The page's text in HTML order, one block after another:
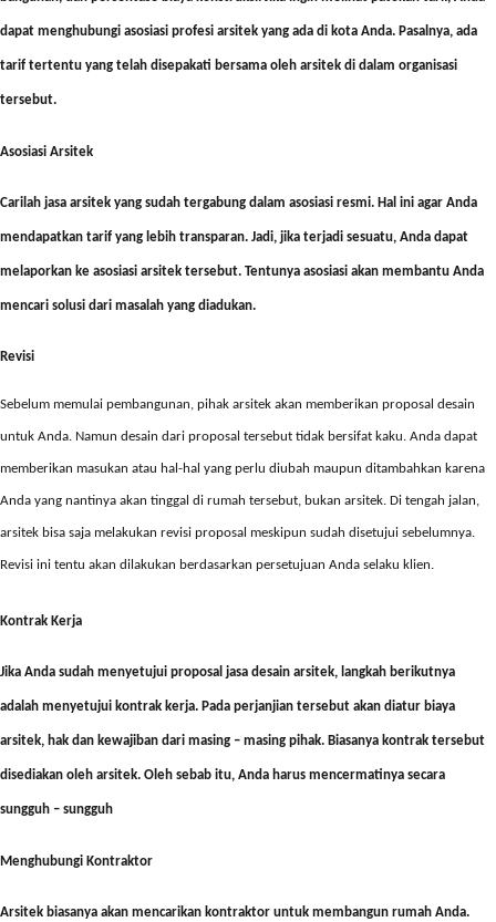
dapat menghubungi asosiasi profesi arsitek yang ada di kota Anda. Pasalnya, ada
tarif tertentu yang telah disepakati bersama oleh arsitek di dalam organisasi
tersebut.
Asosiasi Arsitek
Carilah jasa arsitek yang sudah tergabung dalam asosiasi resmi. Hal ini agar Anda
mendapatkan tarif yang lebih transparan. Jadi, jika terjadi sesuatu, Anda dapat
melaporkan ke asosiasi arsitek tersebut. Tentunya asosiasi akan membantu Anda
mencari solusi dari masalah yang diadukan.
Revisi
Sebelum memulai pembangunan, pihak arsitek akan memberikan proposal desain
untuk Anda. Namun desain dari proposal tersebut tidak bersifat kaku. Anda dapat
memberikan masukan atau hal-hal yang perlu diubah maupun ditambahkan karena
Anda yang nantinya akan tinggal di rumah tersebut, bukan arsitek. Di tengah jalan,
arsitek bisa saja melakukan revisi proposal meskipun sudah disetujui sebelumnya.
Revisi ini tentu akan dilakukan berdasarkan persetujuan Anda selaku klien.
Kontrak Kerja
Jika Anda sudah menyetujui proposal jasa desain arsitek, langkah berikutnya
adalah menyetujui kontrak kerja. Pada perjanjian tersebut akan diatur biaya
arsitek, hak dan kewajiban dari masing – masing pihak. Biasanya kontrak tersebut
disediakan oleh arsitek. Oleh sebab itu, Anda harus mencermatinya secara
sungguh – sungguh
Menghubungi Kontraktor
Arsitek biasanya akan mencarikan kontraktor untuk membangun rumah Anda.